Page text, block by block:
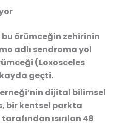
bu örümceğin zehirinin
adlı sendroma yol
(Loxosceles
kayda geçti.
dijital bilimsel
bir kentsel parkta
ısırılan 48